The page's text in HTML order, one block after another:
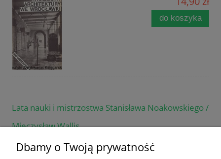
do koszyka
Lata nauki i mistrzostwa Stanisława Noakowskiego /
Mieczysław Wallis
Dbamy o Twoją prywatność